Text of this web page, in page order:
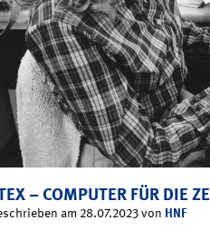
– COMPUTER FÜR DIE
am 28.07.2023 von HNF